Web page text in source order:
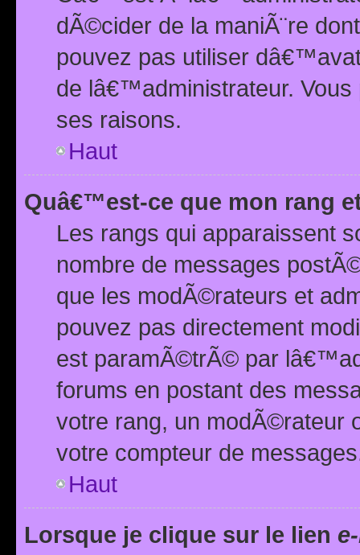
dÃ©cider de la maniÃ¨re
pouvez pas utiliser
de lâ€™administrateur.
ses raisons.
Haut
Quâ€™est-ce que mon rang
Les rangs qui apparaissent
nombre de messages
que les modÃ©rateurs et
pouvez pas directement
est paramÃ©trÃ© par
forums en postant des
votre rang, un modÃ©rateur
votre compteur de
Haut
Lorsque je clique sur le lien